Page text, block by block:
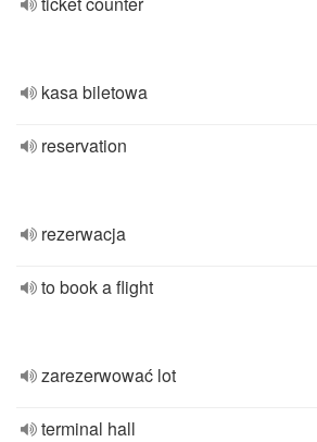
kasa biletowa
reservation
rezerwacja
to book a flight
zarezerwować lot
terminal hall